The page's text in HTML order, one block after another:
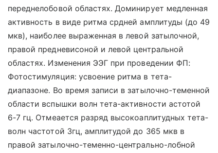
переднелобовой областях. Доминирует медленная
активность в виде ритма срдней амплитуды (до 49
мкв), наиболее выраженная в левой затылочной,
правой предневисоной и левой центральной
областях. Изменения ЭЭГ при проведении ФП:
Фотостимуляция: усвоение ритма в тета-
диапазоне. Во время записи в затылочно-теменной
области вспышки волн тета-активности астотой
6-7 гц. Отмеается разряд высокоаплитудных тета-
волн частотой 3гц, амплитудой до 365 мкв в
правой затылочно-теменно-центрально-лобной